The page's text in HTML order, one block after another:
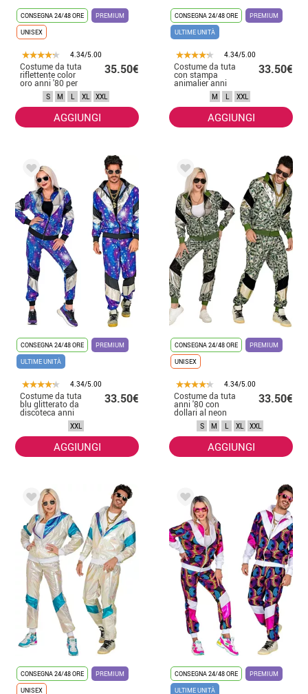
CONSEGNA 24/48 ORE
PREMIUM
UNISEX
4.34/5.00
Costume da tuta
riflettente color
oro anni '80 per
adulto
35.50€
S M L XL XXL
AGGIUNGI
CONSEGNA 24/48 ORE
PREMIUM
ULTIME UNITÀ
4.34/5.00
Costume da tuta
con stampa
animalier anni
'80 multicolore
neon per adulto
33.50€
M L XXL
AGGIUNGI
CONSEGNA 24/48 ORE
PREMIUM
ULTIME UNITÀ
4.34/5.00
Costume da tuta
blu glitterato da
discoteca anni
'80 per adulto
33.50€
XXL
AGGIUNGI
CONSEGNA 24/48 ORE
PREMIUM
UNISEX
4.34/5.00
Costume da tuta
anni '80 con
dollari al neon
per adulto
33.50€
S M L XL XXL
AGGIUNGI
CONSEGNA 24/48 ORE
PREMIUM
UNISEX
CONSEGNA 24/48 ORE
PREMIUM
ULTIME UNITÀ